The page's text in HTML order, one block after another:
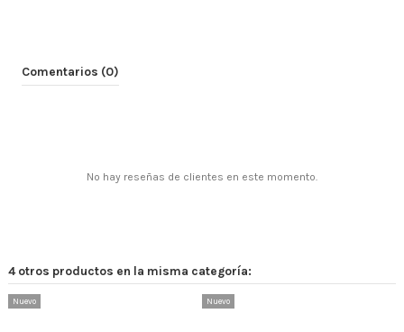
Comentarios (0)
No hay reseñas de clientes en este momento.
4 otros productos en la misma categoría:
Nuevo Nuevo